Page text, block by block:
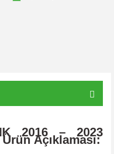
2016 – 2023
Açıklaması: